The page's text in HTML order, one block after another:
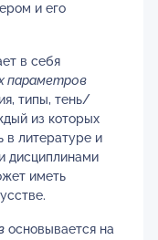
и его
в себя
параметров
типы, тень/
из которых
в литературе и
дисциплинами
иметь
основывается на